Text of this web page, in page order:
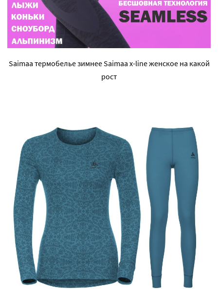
Saimaa термобелье зимнее Saimaa x-line женское на какой
рост